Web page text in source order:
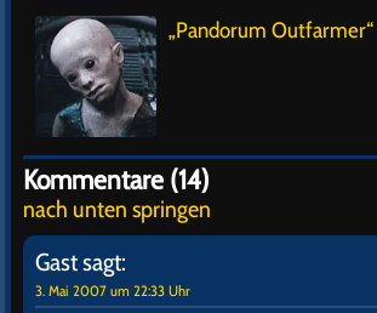
„Pandorum Outfarmer“
Kommentare (14)
nach unten springen
Gastsagt:
3. Mai 2007 um 22:33 Uhr